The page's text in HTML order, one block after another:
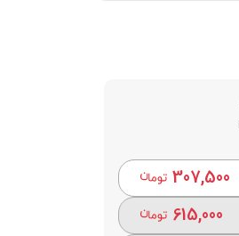
307,500
615,000